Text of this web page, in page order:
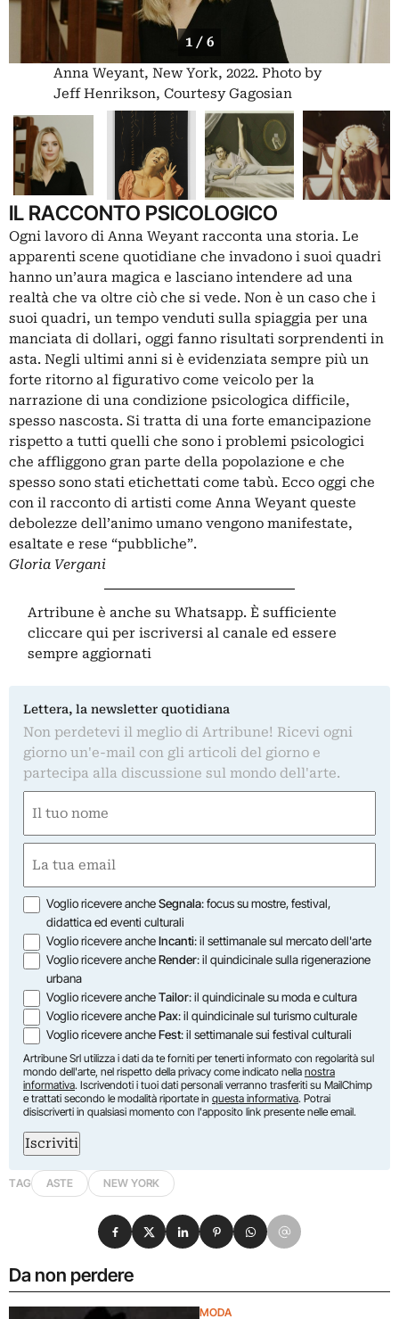
1 / 6
Anna Weyant, New York, 2022. Photo by
Jeff Henrikson, Courtesy Gagosian
IL RACCONTO PSICOLOGICO
Ogni lavoro di Anna Weyant racconta una storia. Le
apparenti scene quotidiane che invadono i suoi quadri
hanno un’aura magica e lasciano intendere ad una
realtà che va oltre ciò che si vede. Non è un caso che i
suoi quadri, un tempo venduti sulla spiaggia per una
manciata di dollari, oggi fanno risultati sorprendenti in
asta. Negli ultimi anni si è evidenziata sempre più un
forte ritorno al figurativo come veicolo per la
narrazione di una condizione psicologica difficile,
spesso nascosta. Si tratta di una forte emancipazione
rispetto a tutti quelli che sono i problemi psicologici
che affliggono gran parte della popolazione e che
spesso sono stati etichettati come tabù. Ecco oggi che
con il racconto di artisti come Anna Weyant queste
debolezze dell’animo umano vengono manifestate,
esaltate e rese “pubbliche”.
Gloria Vergani
Artribune è anche su Whatsapp. È sufficiente
cliccare qui per iscriversi al canale ed essere
sempre aggiornati
Lettera, la newsletter quotidiana
Non perdetevi il meglio di Artribune! Ricevi ogni
giorno un'e-mail con gli articoli del giorno e
partecipa alla discussione sul mondo dell'arte.
(Required)
First
(Required)
Opzioni
Voglio ricevere ancheSegnala: focus su mostre, festival,
didattica ed eventi culturali
Voglio ricevere ancheIncanti: il settimanale sul mercato dell'arte
Voglio ricevere ancheRender: il quindicinale sulla rigenerazione
urbana
Voglio ricevere ancheTailor: il quindicinale su moda e cultura
Voglio ricevere anchePax: il quindicinale sul turismo culturale
Voglio ricevere ancheFest: il settimanale sui festival culturali
Artribune Srl utilizza i dati da te forniti per tenerti informato con regolarità sul
mondo dell'arte, nel rispetto della privacy come indicato nella nostra
informativa. Iscrivendoti i tuoi dati personali verranno trasferiti su MailChimp
e trattati secondo le modalità riportate in questa informativa. Potrai
disiscriverti in qualsiasi momento con l'apposito link presente nelle email.
Iscriviti
TAG ASTE NEW YORK
Da non perdere
MODA
Condividi su Facebook
Condividi su X
Condividi su LinkedIn
Condividi su Pinterest
Condividi su WhatsApp
Condividi su Email